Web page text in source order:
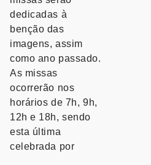
dedicadas à
benção das
imagens, assim
como ano passado.
As missas
ocorrerão nos
horários de 7h, 9h,
12h e 18h, sendo
esta última
celebrada por